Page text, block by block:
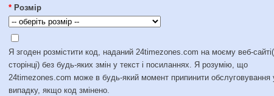
* Розмір
Я згоден розмістити код, наданий 24timezones.com на моєму веб-
сторінці) без будь-яких змін у текст і посиланнях. Я розумію, що
24timezones.com може в будь-який момент припинити обслуговування
випадку, якщо код змінено.